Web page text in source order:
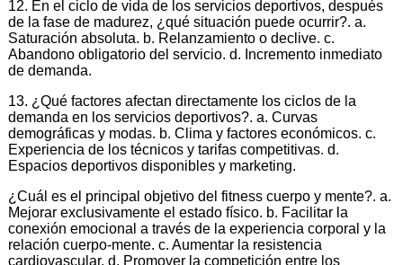
12. En el ciclo de vida de los servicios deportivos, después
de la fase de madurez, ¿qué situación puede ocurrir?. a.
Saturación absoluta. b. Relanzamiento o declive. c.
Abandono obligatorio del servicio. d. Incremento inmediato
de demanda.
13. ¿Qué factores afectan directamente los ciclos de la
demanda en los servicios deportivos?. a. Curvas
demográficas y modas. b. Clima y factores económicos. c.
Experiencia de los técnicos y tarifas competitivas. d.
Espacios deportivos disponibles y marketing.
¿Cuál es el principal objetivo del fitness cuerpo y mente?. a.
Mejorar exclusivamente el estado físico. b. Facilitar la
conexión emocional a través de la experiencia corporal y la
relación cuerpo-mente. c. Aumentar la resistencia
cardiovascular. d. Promover la competición entre los